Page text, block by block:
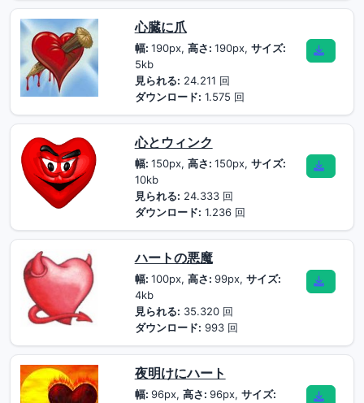
心臓に爪
幅: 190px, 高さ: 190px, サイズ:
5kb
見られる: 24.211 回
ダウンロード: 1.575 回
心とウィンク
幅: 150px, 高さ: 150px, サイズ:
10kb
見られる: 24.333 回
ダウンロード: 1.236 回
ハートの悪魔
幅: 100px, 高さ: 99px, サイズ:
4kb
見られる: 35.320 回
ダウンロード: 993 回
夜明けにハート
幅: 96px, 高さ: 96px, サイズ: